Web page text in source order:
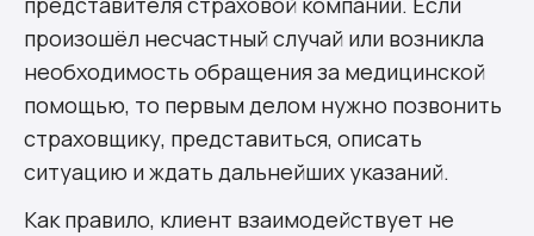
произошёл несчастный случай или возникла
необходимость обращения за медицинской
помощью, то первым делом нужно позвонить
страховщику, представиться, описать
ситуацию и ждать дальнейших указаний.
Как правило, клиент взаимодействует не